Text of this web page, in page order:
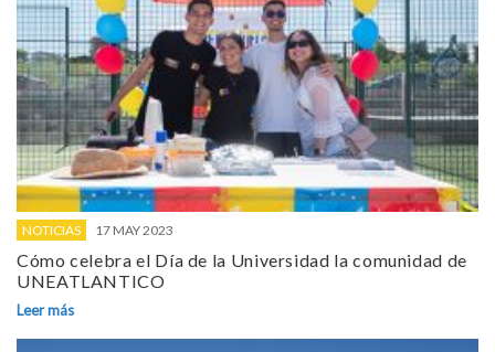
NOTICIAS 17 MAY 2023
Cómo celebra el Día de la Universidad la comunidad de
UNEATLANTICO
Leer más